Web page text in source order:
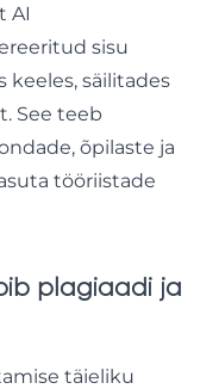
AI
sisu
säilitades
See teeb
õpilaste ja
tööriistade
plagiaadi ja
täieliku